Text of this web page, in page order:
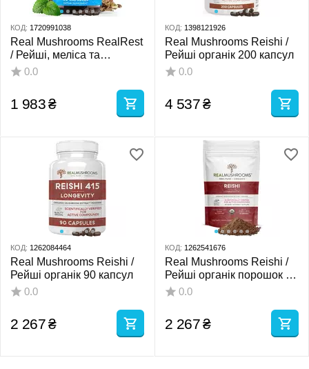
КОД: 1720991038
Real Mushrooms RealRest
/ Рейші, меліса та
валеріана для спокою і
0.0
1 983₴
КОД: 1398121926
Real Mushrooms Reishi /
Рейші органік 200 капсул
0.0
4 537₴
КОД: 1262084464
Real Mushrooms Reishi /
Рейші органік 90 капсул
0.0
2 267₴
КОД: 1262541676
Real Mushrooms Reishi /
Рейші органік порошок 45
г
0.0
2 267₴